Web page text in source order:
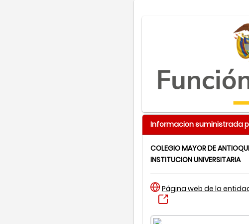
Informacion suministrada
COLEGIO MAYOR DE
INSTITUCION UNIVERSITARIA
Página web de la